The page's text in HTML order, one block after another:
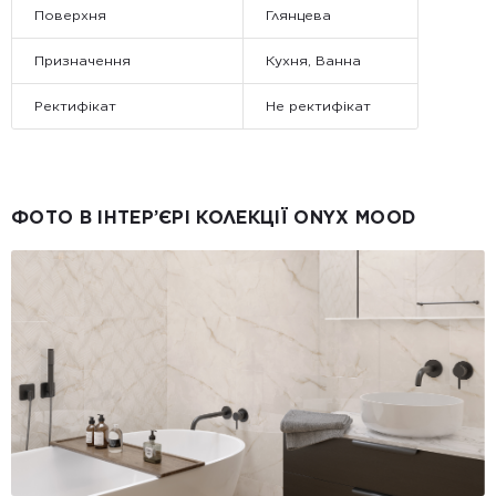
Поверхня Глянцева
Призначення Кухня, Ванна
Ректифікат Не ректифікат
ФОТО В ІНТЕР’ЄРІ КОЛЕКЦІЇ ONYX MOOD